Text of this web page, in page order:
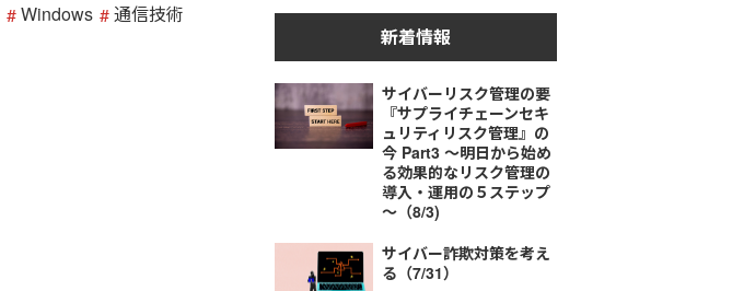
Windows
通信技術
新着情報
サイバーリスク管理の要
『サプライチェーンセキ
ュリティリスク管理』の
今 Part3 ～明日から始め
る効果的なリスク管理の
導入・運用の５ステップ
～（8/3)
サイバー詐欺対策を考え
る（7/31）